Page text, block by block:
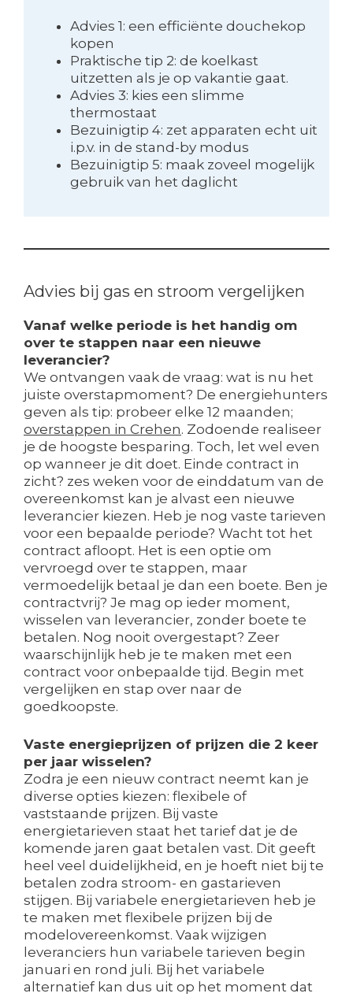
Advies 1: een efficiënte douchekop
kopen
Praktische tip 2: de koelkast
uitzetten als je op vakantie gaat.
Advies 3: kies een slimme
thermostaat
Bezuinigtip 4: zet apparaten echt uit
i.p.v. in de stand-by modus
Bezuinigtip 5: maak zoveel mogelijk
gebruik van het daglicht
Advies bij gas en stroom vergelijken
Vanaf welke periode is het handig om
over te stappen naar een nieuwe
leverancier?
We ontvangen vaak de vraag: wat is nu het
juiste overstapmoment? De energiehunters
geven als tip: probeer elke 12 maanden;
overstappen in Crehen. Zodoende realiseer
je de hoogste besparing. Toch, let wel even
op wanneer je dit doet. Einde contract in
zicht? zes weken voor de einddatum van de
overeenkomst kan je alvast een nieuwe
leverancier kiezen. Heb je nog vaste tarieven
voor een bepaalde periode? Wacht tot het
contract afloopt. Het is een optie om
vervroegd over te stappen, maar
vermoedelijk betaal je dan een boete. Ben je
contractvrij? Je mag op ieder moment,
wisselen van leverancier, zonder boete te
betalen. Nog nooit overgestapt? Zeer
waarschijnlijk heb je te maken met een
contract voor onbepaalde tijd. Begin met
vergelijken en stap over naar de
goedkoopste.
Vaste energieprijzen of prijzen die 2 keer
per jaar wisselen?
Zodra je een nieuw contract neemt kan je
diverse opties kiezen: flexibele of
vaststaande prijzen. Bij vaste
energietarieven staat het tarief dat je de
komende jaren gaat betalen vast. Dit geeft
heel veel duidelijkheid, en je hoeft niet bij te
betalen zodra stroom- en gastarieven
stijgen. Bij variabele energietarieven heb je
te maken met flexibele prijzen bij de
modelovereenkomst. Vaak wijzigen
leveranciers hun variabele tarieven begin
januari en rond juli. Bij het variabele
alternatief kan dus uit op het moment dat